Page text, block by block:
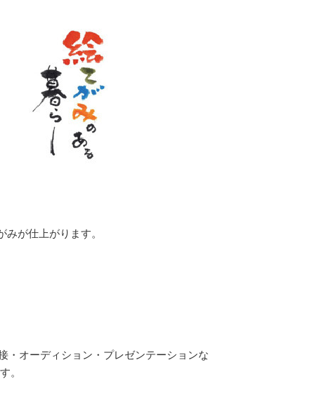
が仕上がります。
・オーディション・プレゼンテーションな
。